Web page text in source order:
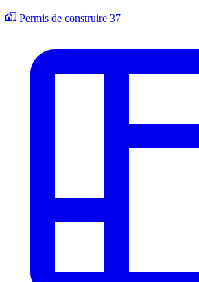
Permis de construire 37